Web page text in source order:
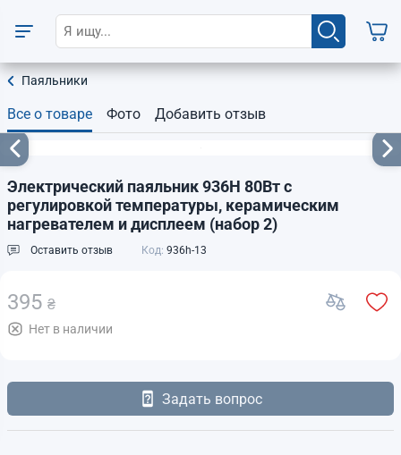
Паяльники
Все о товаре Фото Добавить отзыв
Электрический паяльник 936H 80Вт с
регулировкой температуры, керамическим
нагревателем и дисплеем (набор 2)
Оставить отзыв Код: 936h-13
395 ₴
Нет в наличии
Задать вопрос